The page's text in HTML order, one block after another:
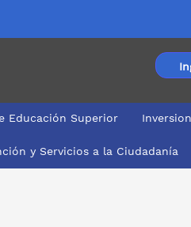
Educación Superior
y Servicios a la Ciudadanía